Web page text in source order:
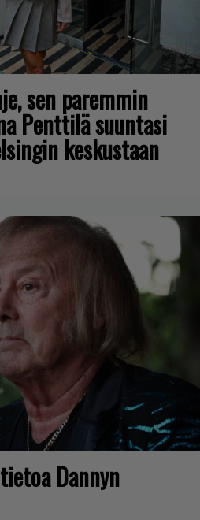
sen paremmin
Penttilä suuntasi
keskustaan
Dannyn